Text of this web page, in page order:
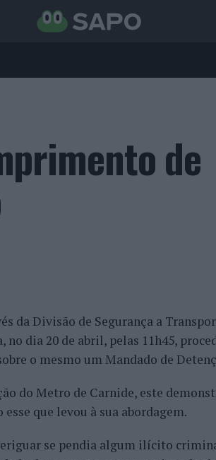
de
da Divisão de Segurança a
dia 20 de abril, pelas 11h45,
o mesmo um Mandado de
do Metro de Carnide, este
que levou à sua abordagem.
se pendia algum ilícito